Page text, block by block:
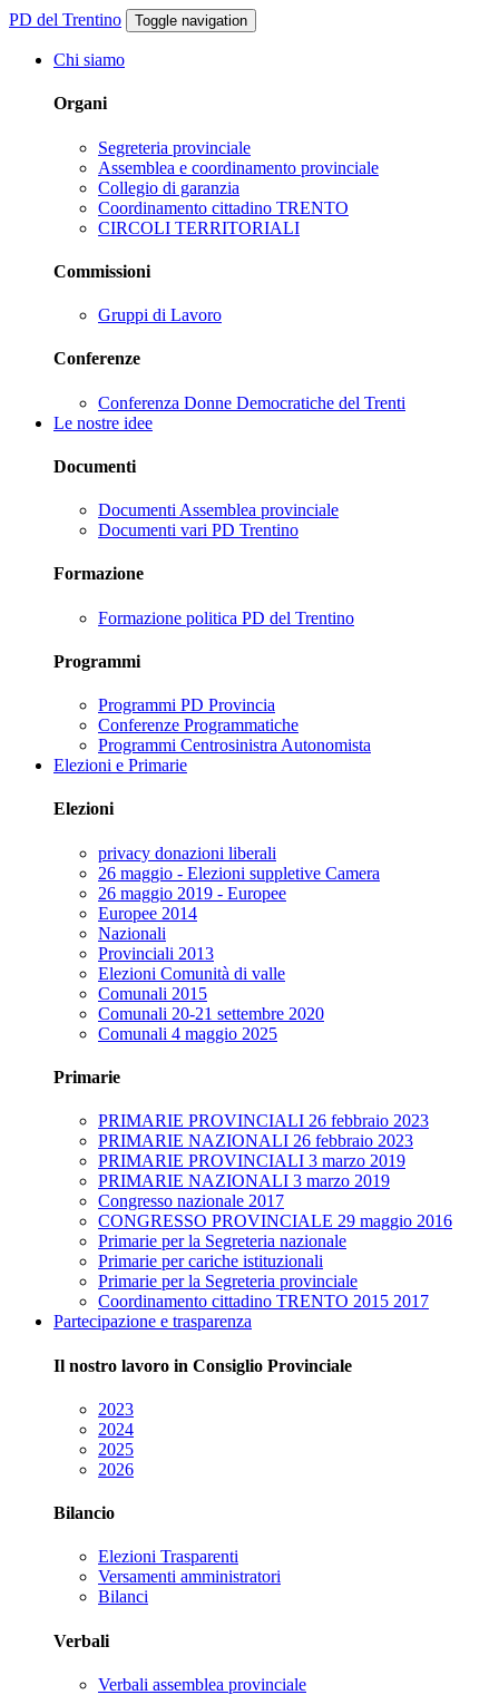
PD del Trentino Toggle navigation
Chi siamo
Organi
Segreteria provinciale
Assemblea e coordinamento provinciale
Collegio di garanzia
Coordinamento cittadino TRENTO
CIRCOLI TERRITORIALI
Commissioni
Gruppi di Lavoro
Conferenze
Conferenza Donne Democratiche del Trenti
Le nostre idee
Documenti
Documenti Assemblea provinciale
Documenti vari PD Trentino
Formazione
Formazione politica PD del Trentino
Programmi
Programmi PD Provincia
Conferenze Programmatiche
Programmi Centrosinistra Autonomista
Elezioni e Primarie
Elezioni
privacy donazioni liberali
26 maggio - Elezioni suppletive Camera
26 maggio 2019 - Europee
Europee 2014
Nazionali
Provinciali 2013
Elezioni Comunità di valle
Comunali 2015
Comunali 20-21 settembre 2020
Comunali 4 maggio 2025
Primarie
PRIMARIE PROVINCIALI 26 febbraio 2023
PRIMARIE NAZIONALI 26 febbraio 2023
PRIMARIE PROVINCIALI 3 marzo 2019
PRIMARIE NAZIONALI 3 marzo 2019
Congresso nazionale 2017
CONGRESSO PROVINCIALE 29 maggio 2016
Primarie per la Segreteria nazionale
Primarie per cariche istituzionali
Primarie per la Segreteria provinciale
Coordinamento cittadino TRENTO 2015 2017
Partecipazione e trasparenza
Il nostro lavoro in Consiglio Provinciale
2023
2024
2025
2026
Bilancio
Elezioni Trasparenti
Versamenti amministratori
Bilanci
Verbali
Verbali assemblea provinciale